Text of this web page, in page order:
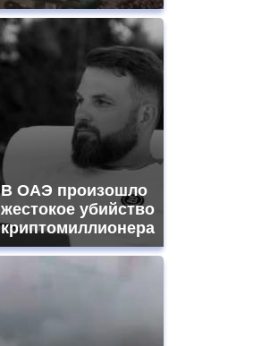
В ОАЭ произошло
жестокое убийство
криптомиллионера